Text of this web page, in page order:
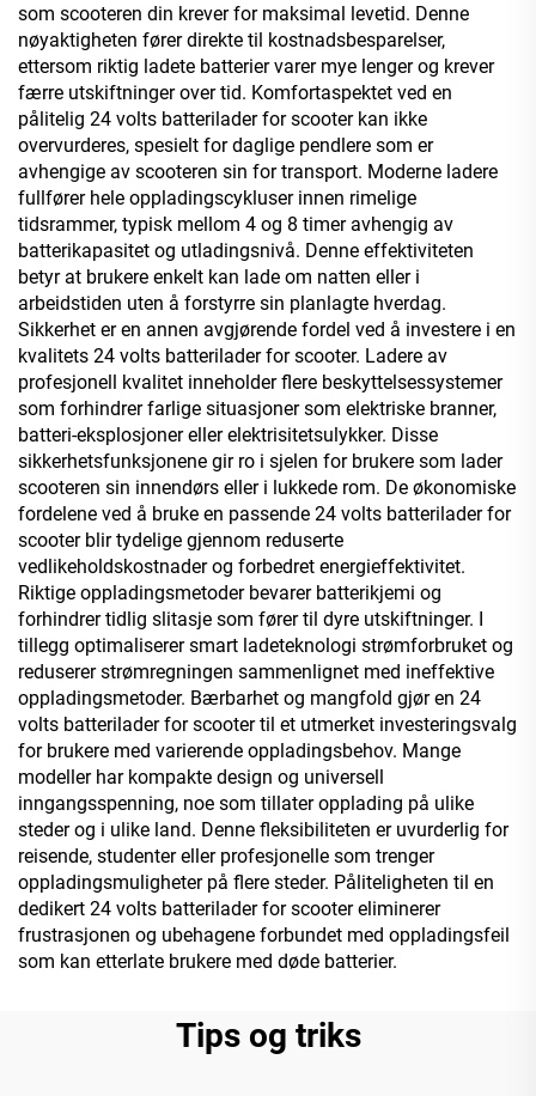
som scooteren din krever for maksimal levetid. Denne
nøyaktigheten fører direkte til kostnadsbesparelser,
ettersom riktig ladete batterier varer mye lenger og krever
færre utskiftninger over tid. Komfortaspektet ved en
pålitelig 24 volts batterilader for scooter kan ikke
overvurderes, spesielt for daglige pendlere som er
avhengige av scooteren sin for transport. Moderne ladere
fullfører hele oppladingscykluser innen rimelige
tidsrammer, typisk mellom 4 og 8 timer avhengig av
batterikapasitet og utladingsnivå. Denne effektiviteten
betyr at brukere enkelt kan lade om natten eller i
arbeidstiden uten å forstyrre sin planlagte hverdag.
Sikkerhet er en annen avgjørende fordel ved å investere i en
kvalitets 24 volts batterilader for scooter. Ladere av
profesjonell kvalitet inneholder flere beskyttelsessystemer
som forhindrer farlige situasjoner som elektriske branner,
batteri-eksplosjoner eller elektrisitetsulykker. Disse
sikkerhetsfunksjonene gir ro i sjelen for brukere som lader
scooteren sin innendørs eller i lukkede rom. De økonomiske
fordelene ved å bruke en passende 24 volts batterilader for
scooter blir tydelige gjennom reduserte
vedlikeholdskostnader og forbedret energieffektivitet.
Riktige oppladingsmetoder bevarer batterikjemi og
forhindrer tidlig slitasje som fører til dyre utskiftninger. I
tillegg optimaliserer smart ladeteknologi strømforbruket og
reduserer strømregningen sammenlignet med ineffektive
oppladingsmetoder. Bærbarhet og mangfold gjør en 24
volts batterilader for scooter til et utmerket investeringsvalg
for brukere med varierende oppladingsbehov. Mange
modeller har kompakte design og universell
inngangsspenning, noe som tillater opplading på ulike
steder og i ulike land. Denne fleksibiliteten er uvurderlig for
reisende, studenter eller profesjonelle som trenger
oppladingsmuligheter på flere steder. Påliteligheten til en
dedikert 24 volts batterilader for scooter eliminerer
frustrasjonen og ubehagene forbundet med oppladingsfeil
som kan etterlate brukere med døde batterier.
Tips og triks